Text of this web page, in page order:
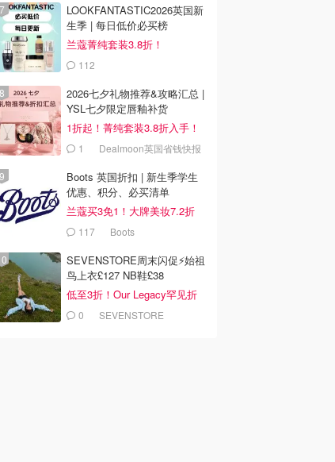
LOOKFANTASTIC2026英国新
生季 | 每日低价必买榜
兰蔻菁纯套装3.8折！
112
2026七夕礼物推荐&攻略汇总 |
YSL七夕限定唇釉补货
1折起！菁纯套装3.8折入手！
1 Dealmoon英国省钱快报
Boots 英国折扣 | 新生季学生
优惠、积分、必买清单
兰蔻买3免1！大牌美妆7.2折
117 Boots
SEVENSTORE周末闪促⚡️始祖
鸟上衣£127 NB鞋£38
低至3折！Our Legacy罕见折
0 SEVENSTORE